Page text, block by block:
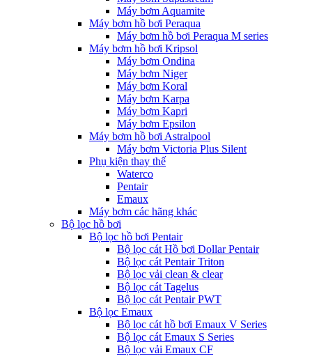
Máy bơm Aquamite
Máy bơm hồ bơi Peraqua
Máy bơm hồ bơi Peraqua M series
Máy bơm hồ bơi Kripsol
Máy bơm Ondina
Máy bơm Niger
Máy bơm Koral
Máy bơm Karpa
Máy bơm Kapri
Máy bơm Epsilon
Máy bơm hồ bơi Astralpool
Máy bơm Victoria Plus Silent
Phụ kiện thay thế
Waterco
Pentair
Emaux
Máy bơm các hãng khác
Bộ lọc hồ bơi
Bộ lọc hồ bơi Pentair
Bộ lọc cát Hồ bơi Dollar Pentair
Bộ lọc cát Pentair Triton
Bộ lọc vải clean & clear
Bộ lọc cát Tagelus
Bộ lọc cát Pentair PWT
Bộ lọc Emaux
Bộ lọc cát hồ bơi Emaux V Series
Bộ lọc cát Emaux S Series
Bộ lọc vải Emaux CF